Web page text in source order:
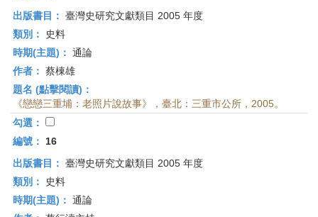
出版書目： 臺灣史研究文獻類目 2005 年度
類別：
史料
時期(主題)： 通論
作者： 蔡棟雄
題名 (點擊閱讀)：
《戀戀三重埔：老照片說故事》，臺北：三重市公所，2005。
勾選：
編號：
16
出版書目： 臺灣史研究文獻類目 2005 年度
類別：
史料
時期(主題)： 通論